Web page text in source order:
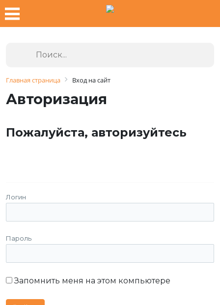
Главная страница Вход на сайт
Авторизация
Пожалуйста, авторизуйтесь
Логин
Пароль
Запомнить меня на этом компьютере